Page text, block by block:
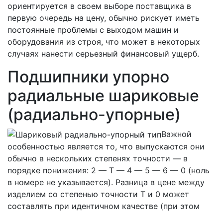
ориентируется в своем выборе поставщика в
первую очередь на цену, обычно рискует иметь
постоянные проблемы с выходом машин и
оборудования из строя, что может в некоторых
случаях нанести серьезный финансовый ущерб.
Подшипники упорно
радиальные шариковые
(радиально-упорные)
Важной
особенностью является то, что выпускаются они
обычно в нескольких степенях точности — в
порядке понижения: 2 — Т — 4 — 5 — 6 — 0 (ноль
в номере не указывается). Разница в цене между
изделием со степенью точности Т и 0 может
составлять при идентичном качестве (при этом